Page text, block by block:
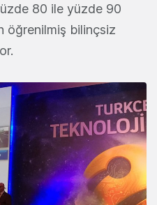
80 ile yüzde 90
öğrenilmiş bilinçsiz